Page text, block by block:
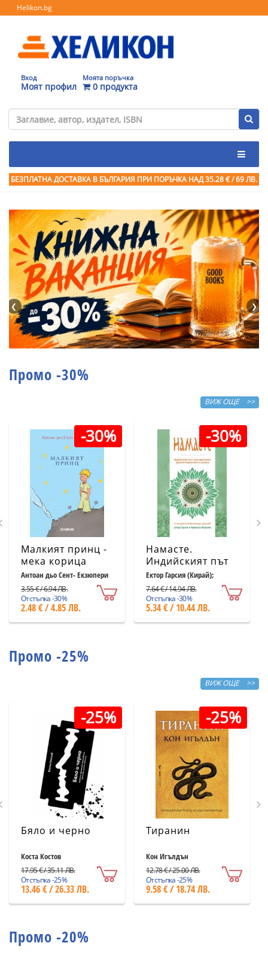
Helikon.bg
Вход
Моят профил
Моята поръчка
0 продукта
БЕЗПЛАТНА ДОСТАВКА В БЪЛГАРИЯ ПРИ ПОРЪЧКА НАД 35.28 € / 69 ЛВ.
❮ ❯
Промо -30%
ВИЖ ОЩЕ >>
-30%
Малкият принц -
мека корица
светлосиня
Антоан дьо Сент- Екзюпери
3.55 € / 6.94 ЛВ.
Отстъпка -30%
2.48 € / 4.85 ЛВ.
-30%
Намасте.
Индийският път
към щастието,
удовлетворението
и успеха
Ектор Гарсия (Кирай);
7.64 € / 14.94 ЛВ.
Отстъпка -30%
5.34 € / 10.44 ЛВ.
Промо -25%
ВИЖ ОЩЕ >>
-25%
Бяло и черно
Коста Костов
17.95 € / 35.11 ЛВ.
Отстъпка -25%
13.46 € / 26.33 ЛВ.
-25%
Тиранин
Кон Игълдън
12.78 € / 25.00 ЛВ.
Отстъпка -25%
9.58 € / 18.74 ЛВ.
Промо -20%